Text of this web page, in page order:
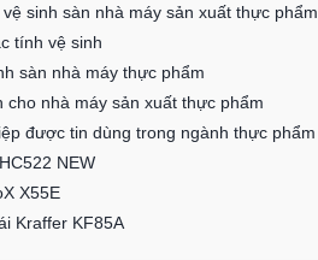
sinh sàn nhà máy sản xuất thực phẩm
tính vệ sinh
sàn nhà máy thực phẩm
nhà máy sản xuất thực phẩm
được tin dùng trong ngành thực phẩm
NEW
X55E
Kraffer KF85A